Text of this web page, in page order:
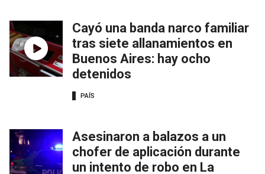
Cayó una banda narco familiar
tras siete allanamientos en
Buenos Aires: hay ocho
detenidos
PAÍS
Asesinaron a balazos a un
chofer de aplicación durante
un intento de robo en La